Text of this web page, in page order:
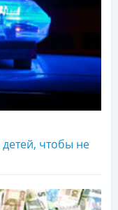
чтобы не